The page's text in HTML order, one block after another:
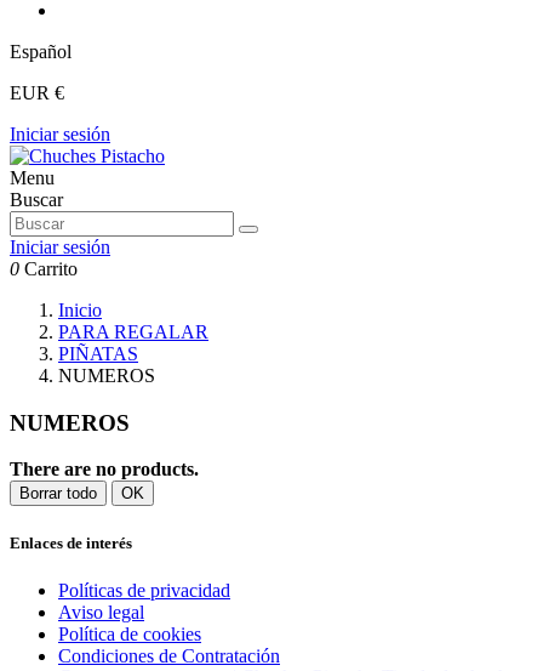
Español
EUR €
Iniciar sesión
Menu
Buscar
Iniciar sesión
0 Carrito
Inicio
PARA REGALAR
PIÑATAS
NUMEROS
NUMEROS
There are no products.
Borrar todo OK
Enlaces de interés
Políticas de privacidad
Aviso legal
Política de cookies
Condiciones de Contratación